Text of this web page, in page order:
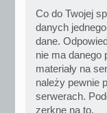
Co do Twojej
danych
dane.
nie ma danego
materiały na
należy pewnie
serwerach.
zerknę na to.